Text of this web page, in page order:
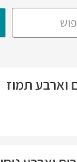
וארבע תמוז